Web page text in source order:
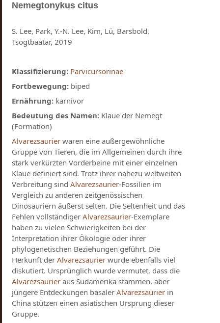
Nemegtonykus citus
S. Lee, Park, Y.-N. Lee, Kim, Lü, Barsbold,
Tsogtbaatar, 2019
Klassifizierung: Parvicursorinae
Fortbewegung: biped
Ernährung: karnivor
Bedeutung des Namen: Klaue der Nemegt
(Formation)
Alvarezsaurier waren eine außergewöhnliche
Gruppe von Tieren, die im Allgemeinen durch ihre
stark verkürzten Vorderbeine mit einer einzelnen
Klaue definiert sind. Trotz ihrer nahezu weltweiten
Verbreitung sindAlvarezsaurier-Fossilien im
Vergleich zu anderen zeitgenössischen
Dinosauriern äußerst selten. Die Seltenheit und das
Fehlen vollständigerAlvarezsaurier-Exemplare
haben zu vielen Schwierigkeiten bei der
Interpretation ihrer Ökologie oder ihrer
phylogenetischen Beziehungen geführt. Die
Herkunft derAlvarezsaurier wurde ebenfalls viel
diskutiert. Ursprünglich wurde vermutet, dass die
Alvarezsaurier aus Südamerika stammen, aber
jüngere Entdeckungen basalerAlvarezsaurier in
China stützen einen asiatischen Ursprung dieser
Gruppe.